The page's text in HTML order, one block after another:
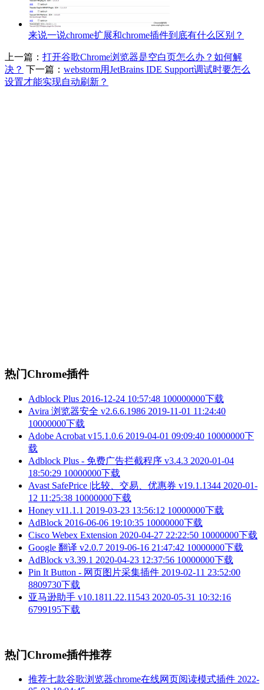
来说一说chrome扩展和chrome插件到底有什么区别？
上一篇： 打开谷歌Chrome浏览器是空白页怎么办？如何解
决？ 下一篇： webstorm用JetBrains IDE Support调试时要怎么
设置才能实现自动刷新？
热门Chrome插件
Adblock Plus 2016-12-24 10:57:48 100000000下载
Avira 浏览器安全 v2.6.6.1986 2019-11-01 11:24:40
10000000下载
Adobe Acrobat v15.1.0.6 2019-04-01 09:09:40 10000000下
载
Adblock Plus - 免费广告拦截程序 v3.4.3 2020-01-04
18:50:29 10000000下载
Avast SafePrice |比较、交易、优惠券 v19.1.1344 2020-01-
12 11:25:38 10000000下载
Honey v11.1.1 2019-03-23 13:56:12 10000000下载
AdBlock 2016-06-06 19:10:35 10000000下载
Cisco Webex Extension 2020-04-27 22:22:50 10000000下载
Google 翻译 v2.0.7 2019-06-16 21:47:42 10000000下载
AdBlock v3.39.1 2020-04-23 12:37:56 10000000下载
Pin It Button - 网页图片采集插件 2019-02-11 23:52:00
8809730下载
亚马逊助手 v10.1811.22.11543 2020-05-31 10:32:16
6799195下载
热门Chrome插件推荐
推荐七款谷歌浏览器chrome在线网页阅读模式插件 2022-